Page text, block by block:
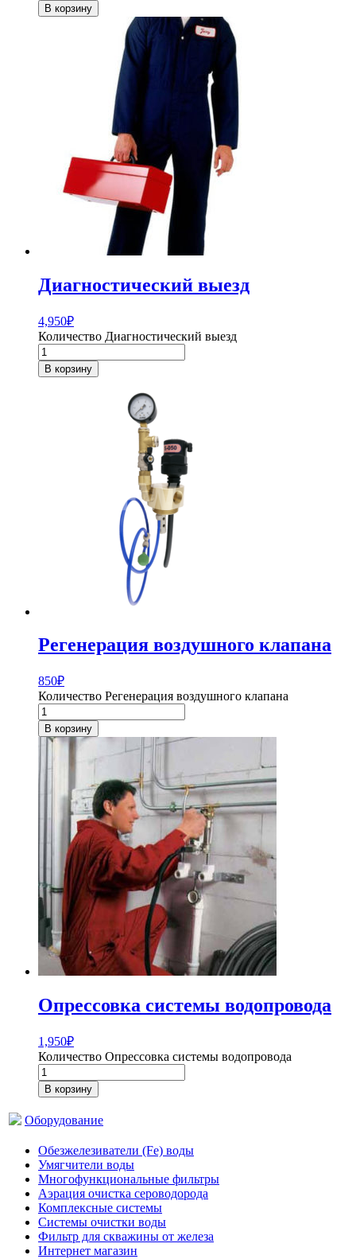
В корзину
Диагностический выезд
4,950₽
Количество Диагностический выезд
В корзину
Регенерация воздушного клапана
850₽
Количество Регенерация воздушного клапана
В корзину
Опрессовка системы водопровода
1,950₽
Количество Опрессовка системы водопровода
В корзину
Оборудование
Обезжелезиватели (Fe) воды
Умягчители воды
Многофункциональные фильтры
Аэрация очистка сероводорода
Комплексные системы
Системы очистки воды
Фильтр для скважины от железа
Интернет магазин